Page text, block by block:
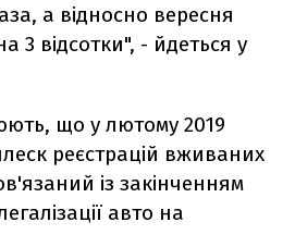
а відносно вересня
3 відсотки", - йдеться у
що у лютому 2019
реєстрацій вживаних
із закінченням
авто на